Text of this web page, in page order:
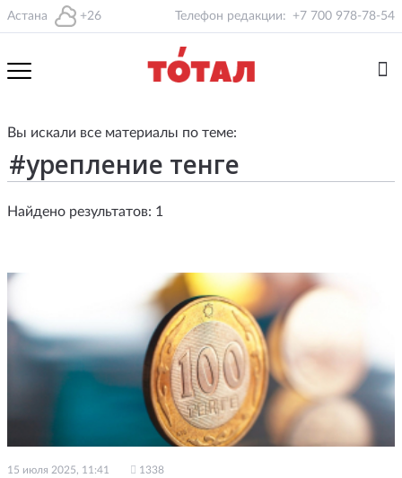
Астана +26 Телефон редакции: +7 700 978-78-54
Вы искали все материалы по теме:
Найдено результатов: 1
15 июля 2025, 11:41 1338